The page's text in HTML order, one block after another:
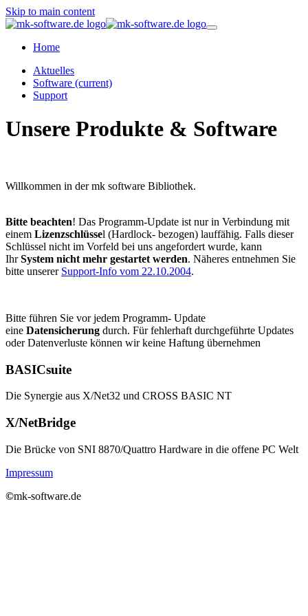
Skip to main content
Home
Aktuelles
Software (current)
Support
Unsere Produkte & Software
Willkommen in der mk software Bibliothek.
Bitte beachten! Das Programm-Update ist nur in Verbindung mit
einem Lizenzschlüssel (Hardlock- bezogen) lauffähig. Falls dieser
Schlüssel nicht im Vorfeld bei uns angefordert wurde, kann
IhrSystem nicht mehr gestartet werden. Näheres entnehmen Sie
bitte unserer Support-Info vom 22.10.2004.
Bitte führen Sie vor jedem Programm- Update
eine Datensicherung durch. Für fehlerhaft durchgeführte Updates
oder Datenverluste können wir keine Haftung übernehmen
BASICsuite
Die Synergie aus X/Net32 und CROSS BASIC NT
X/NetBridge
Die Brücke von SNI 8870/Quattro Hardware in die offene PC Welt
Impressum
©mk-software.de